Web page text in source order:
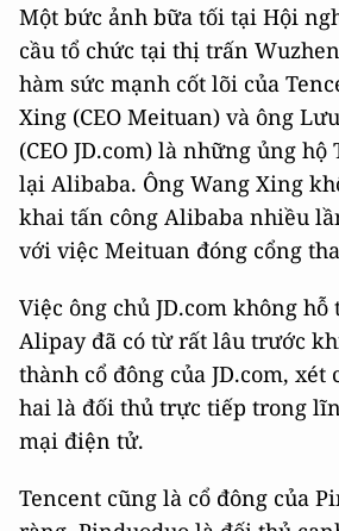
Một bức ảnh bữa tối tại Hội
cầu tổ chức tại thị trấn
hàm sức mạnh cốt lõi của
Xing (CEO Meituan) và ông
(CEO JD.com) là những ủng hộ
lại Alibaba. Ông Wang Xing
khai tấn công Alibaba nhiều
với việc Meituan đóng cổng
Việc ông chủ JD.com không
Alipay đã có từ rất lâu trước
thành cổ đông của JD.com, xét
hai là đối thủ trực tiếp trong
mại điện tử.
Tencent cũng là cổ đông của